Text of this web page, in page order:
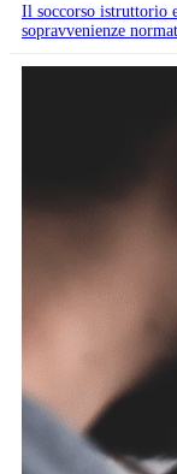
Il soccorso istruttorio
sopravvenienze